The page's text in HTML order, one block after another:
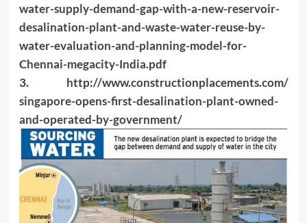
water-supply-demand-gap-with-a-new-reservoir-
desalination-plant-and-waste-water-reuse-by-
water-evaluation-and-planning-model-for-
Chennai-megacity-India.pdf
3. http://www.constructionplacements.com/
singapore-opens-first-desalination-plant-owned-
and-operated-by-government/